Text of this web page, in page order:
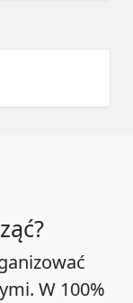
W 100%